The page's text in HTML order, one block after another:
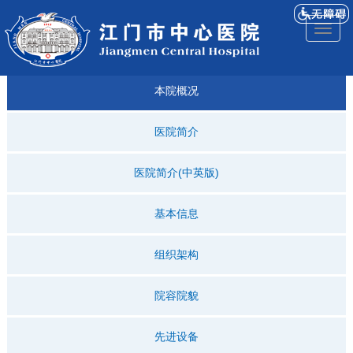
医院
简介
来院
导航
就诊
指引
专科
建设
仁济
科普
人才
招聘
仁济
医院
视频
本院概况
医院简介
医院简介(中英版)
基本信息
组织架构
院容院貌
先进设备